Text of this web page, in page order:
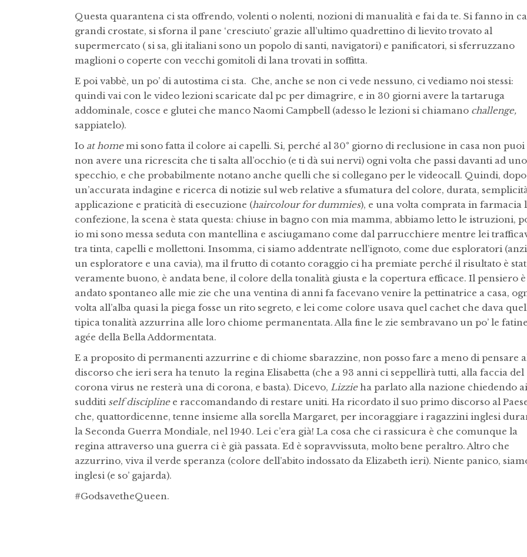
Questa quarantena ci sta offrendo, volenti o nolenti, nozioni di manualità e fai da te. Si fanno in
grandi crostate, si sforna il pane ‘cresciuto’ grazie all’ultimo quadrettino di lievito trovato al
supermercato ( si sa, gli italiani sono un popolo di santi, navigatori) e panificatori, si sferruzzano
maglioni o coperte con vecchi gomitoli di lana trovati in soffitta.
E poi vabbè, un po’ di autostima ci sta. Che, anche se non ci vede nessuno, ci vediamo noi stessi:
quindi vai con le video lezioni scaricate dal pc per dimagrire, e in 30 giorni avere la tartaruga
addominale, cosce e glutei che manco Naomi Campbell (adesso le lezioni si chiamano challenge,
sappiatelo).
Io at homemi sono fatta il colore ai capelli. Si, perché al 30° giorno di reclusione in casa non puoi
non avere una ricrescita che ti salta all’occhio (e ti dà sui nervi) ogni volta che passi davanti ad uno
specchio, e che probabilmente notano anche quelli che si collegano per le videocall. Quindi, dopo
un’accurata indagine e ricerca di notizie sul web relative a sfumatura del colore, durata,
applicazione e praticità di esecuzione (haircolour for dummies), e una volta comprata in farmacia
confezione, la scena è stata questa: chiuse in bagno con mia mamma, abbiamo letto le istruzioni,
io mi sono messa seduta con mantellina e asciugamano come dal parrucchiere mentre lei
tra tinta, capelli e mollettoni. Insomma, ci siamo addentrate nell’ignoto, come due esploratori
un esploratore e una cavia), ma il frutto di cotanto coraggio ci ha premiate perché il risultato è
veramente buono, è andata bene, il colore della tonalità giusta e la copertura efficace. Il pensiero è
andato spontaneo alle mie zie che una ventina di anni fa facevano venire la pettinatrice a casa,
volta all’alba quasi la piega fosse un rito segreto, e lei come colore usava quel cachet che dava
tipica tonalità azzurrina alle loro chiome permanentata. Alla fine le zie sembravano un po’ le
agée della Bella Addormentata.
E a proposito di permanenti azzurrine e di chiome sbarazzine, non posso fare a meno di pensare
discorso che ieri sera ha tenuto la regina Elisabetta (che a 93 anni ci seppellirà tutti, alla faccia del
corona virus ne resterà una di corona, e basta). Dicevo, Lizzieha parlato alla nazione chiedendo ai
sudditi self disciplinee raccomandando di restare uniti. Ha ricordato il suo primo discorso al
che, quattordicenne, tenne insieme alla sorella Margaret, per incoraggiare i ragazzini inglesi
la Seconda Guerra Mondiale, nel 1940. Lei c’era già! La cosa che ci rassicura è che comunque la
regina attraverso una guerra ci è già passata. Ed è sopravvissuta, molto bene peraltro. Altro che
azzurrino, viva il verde speranza (colore dell’abito indossato da Elizabeth ieri). Niente panico,
inglesi (e so’ gajarda).
#GodsavetheQueen.